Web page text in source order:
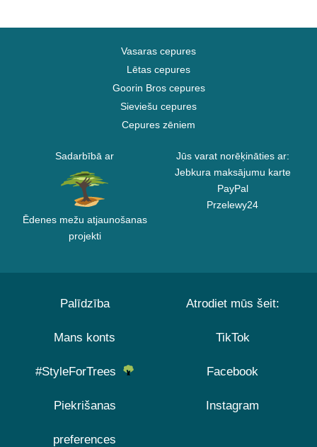
Vasaras cepures
Lētas cepures
Goorin Bros cepures
Sieviešu cepures
Cepures zēniem
Sadarbībā ar
Ēdenes mežu atjaunošanas
projekti
Jūs varat norēķināties ar:
Jebkura maksājumu karte
PayPal
Przelewy24
Palīdzība
Mans konts
#StyleForTrees
Piekrišanas
preferences
Atrodiet mūs šeit:
TikTok
Facebook
Instagram